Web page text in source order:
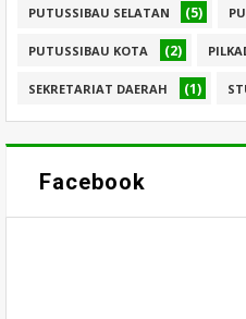
PUTUSSIBAU SELATAN (5)
PUTUSSIBAU KOTA (2)
SEKRETARIAT DAERAH (1)
Facebook